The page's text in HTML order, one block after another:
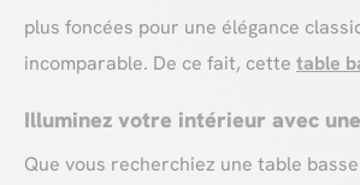
plus foncées pour une élégance
incomparable. De ce fait, cette table
Illuminez votre intérieur avec
Que vous recherchiez une table